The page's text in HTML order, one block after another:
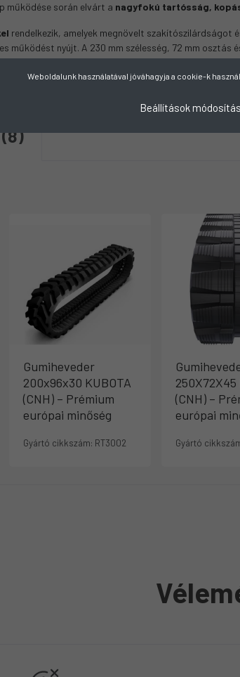
működése során elvárt a nagyfokú tartósság,
rendelkezik, amelyek megnövelt szakítószilárdságot
működést nyújt. A 230 mm szélesség, 72 mm osztás
8
Gumiheveder
200x96x30 KUBOTA
(CNH) – Prémium
európai minőség
Gyártó cikkszám: RT3002
250X72X45
(CNH) –
európai
Gyártó
Weboldalunk használatával jóváhagyja a cookie-k
Beállítások